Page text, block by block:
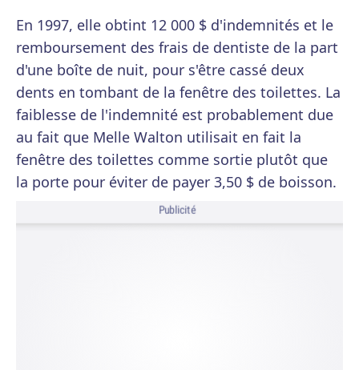
En 1997, elle obtint 12 000 $ d'indemnités et le
remboursement des frais de dentiste de la part
d'une boîte de nuit, pour s'être cassé deux
dents en tombant de la fenêtre des toilettes. La
faiblesse de l'indemnité est probablement due
au fait que Melle Walton utilisait en fait la
fenêtre des toilettes comme sortie plutôt que
la porte pour éviter de payer 3,50 $ de boisson.
Publicité